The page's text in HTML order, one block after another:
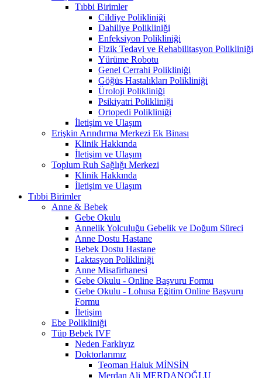
Tıbbi Birimler
Cildiye Polikliniği
Dahiliye Polikliniği
Enfeksiyon Polikliniği
Fizik Tedavi ve Rehabilitasyon Polikliniği
Yürüme Robotu
Genel Cerrahi Polikliniği
Göğüs Hastalıkları Polikliniği
Üroloji Polikliniği
Psikiyatri Polikliniği
Ortopedi Polikliniği
İletişim ve Ulaşım
Erişkin Arındırma Merkezi Ek Binası
Klinik Hakkında
İletişim ve Ulaşım
Toplum Ruh Sağlığı Merkezi
Klinik Hakkında
İletişim ve Ulaşım
Tıbbi Birimler
Anne & Bebek
Gebe Okulu
Annelik Yolculuğu Gebelik ve Doğum Süreci
Anne Dostu Hastane
Bebek Dostu Hastane
Laktasyon Polikliniği
Anne Misafirhanesi
Gebe Okulu - Online Başvuru Formu
Gebe Okulu - Lohusa Eğitim Online Başvuru
Formu
İletişim
Ebe Polikliniği
Tüp Bebek IVF
Neden Farklıyız
Doktorlarımız
Teoman Haluk MİNSİN
Merdan Ali MERDANOĞLU